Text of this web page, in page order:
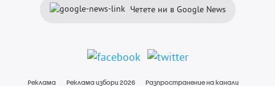
Четете ни в Google News
Реклама Реклама избори 2026 Разпространение на канали